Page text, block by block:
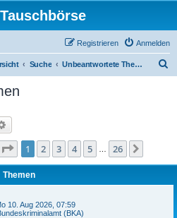
Anmelden
Registrieren
Suche Unbeantwortete Themen
Seite 1von 26
1 2 3 4 5 26
Themen
10. Aug 2026, 07:59
(BKA)